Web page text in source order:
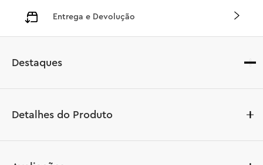
Entrega e Devolução
Destaques
Detalhes do Produto